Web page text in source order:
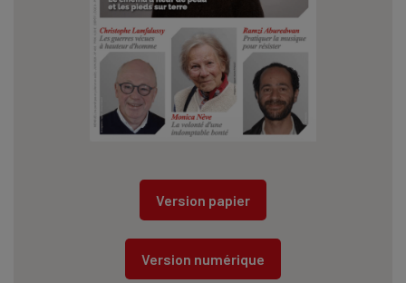
Version papier
Version numérique